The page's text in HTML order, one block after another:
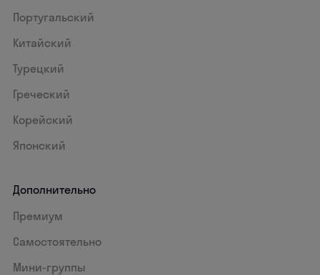
Португальский
Китайский
Турецкий
Греческий
Корейский
Японский
Дополнительно
Премиум
Самостоятельно
Мини-группы